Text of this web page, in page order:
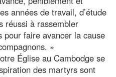
années de travail, d’étude
réussi à rassembler
pour faire avancer la cause
»
Église au Cambodge se
des martyrs sont